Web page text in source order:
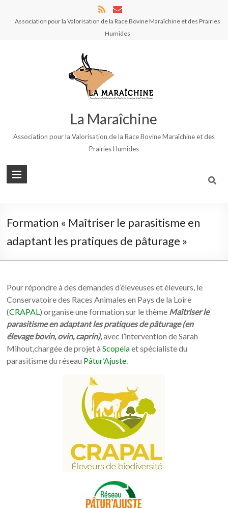
Association pour la Valorisation de la Race Bovine Maraîchine et des Prairies
Humides
La Maraîchine
Association pour la Valorisation de la Race Bovine Maraîchine et des
Prairies Humides
Formation « Maîtriser le parasitisme en
adaptant les pratiques de pâturage »
Pour répondre à des demandes d’éleveuses et éleveurs, le
Conservatoire des Races Animales en Pays de la Loire
(CRAPAL) organise une formation sur le thème Maîtriser le
parasitisme en adaptant les pratiques de pâturage (en
élevage bovin, ovin, caprin),avec l’intervention de Sarah
Mihout,chargée de projet àScopelaet spécialiste du
parasitisme du réseau Pâtur’Ajuste.